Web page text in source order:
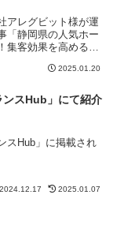
アレグビット様が運
「静岡県の人気ホー
集客効果を高める制
マーケティングに
くご紹...
2025.01.20
ンスHub」にて紹介
スHub」に掲載され
2024.12.17 2025.01.07